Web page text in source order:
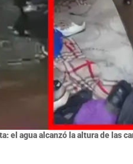
el agua alcanzó la altura de las